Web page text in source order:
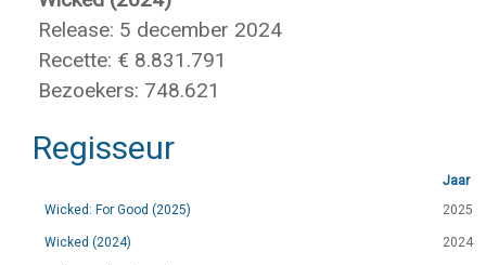
Release: 5 december 2024
Recette: € 8.831.791
Bezoekers: 748.621
Regisseur
Jaar
Wicked: For Good (2025)
2025
Wicked (2024) 2024